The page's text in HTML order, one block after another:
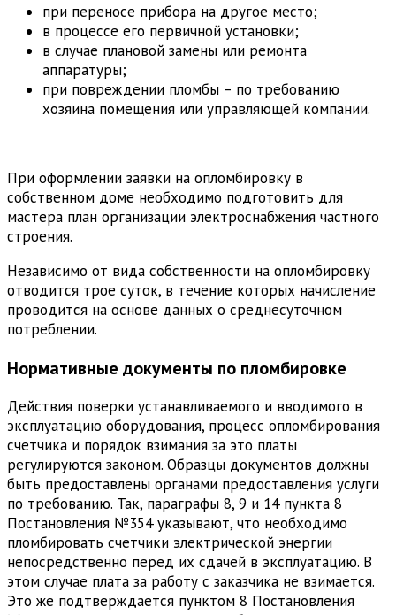
при переносе прибора на другое место;
в процессе его первичной установки;
в случае плановой замены или ремонта
аппаратуры;
при повреждении пломбы – по требованию
хозяина помещения или управляющей компании.
При оформлении заявки на опломбировку в
собственном доме необходимо подготовить для
мастера план организации электроснабжения частного
строения.
Независимо от вида собственности на опломбировку
отводится трое суток, в течение которых начисление
проводится на основе данных о среднесуточном
потреблении.
Нормативные документы по пломбировке
Действия поверки устанавливаемого и вводимого в
эксплуатацию оборудования, процесс опломбирования
счетчика и порядок взимания за это платы
регулируются законом. Образцы документов должны
быть предоставлены органами предоставления услуги
по требованию. Так, параграфы 8, 9 и 14 пункта 8
Постановления №354 указывают, что необходимо
пломбировать счетчики электрической энергии
непосредственно перед их сдачей в эксплуатацию. В
этом случае плата за работу с заказчика не взимается.
Это же подтверждается пунктом 8 Постановления